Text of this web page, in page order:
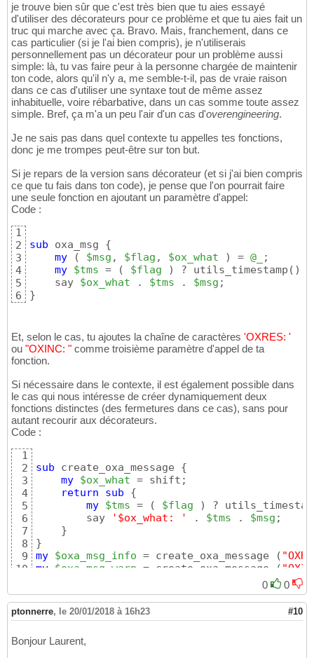
je trouve bien sûr que c'est très bien que tu aies essayé
d'utiliser des décorateurs pour ce problème et que tu aies fait un
truc qui marche avec ça. Bravo. Mais, franchement, dans ce
cas particulier (si je l'ai bien compris), je n'utiliserais
personnellement pas un décorateur pour un problème aussi
simple: là, tu vas faire peur à la personne chargée de maintenir
ton code, alors qu'il n'y a, me semble-t-il, pas de vraie raison
dans ce cas d'utiliser une syntaxe tout de même assez
inhabituelle, voire rébarbative, dans un cas somme toute assez
simple. Bref, ça m'a un peu l'air d'un cas d'overengineering.
Je ne sais pas dans quel contexte tu appelles tes fonctions,
donc je me trompes peut-être sur ton but.
Si je repars de la version sans décorateur (et si j'ai bien compris
ce que tu fais dans ton code), je pense que l'on pourrait faire
une seule fonction en ajoutant un paramètre d'appel:
Code :
1
2
3
4
5
6
sub oxa_msg {
my
( $msg , $flag , $ox_what ) = @_
;
my $tms = ( $flag ) ? utils_timestamp ( )
    say
$ox_what . $tms . $msg
}
Et, selon le cas, tu ajoutes la chaîne de caractères 'OXRES: '
ou "OXINC: " comme troisième paramètre d'appel de ta
fonction.
Si nécessaire dans le contexte, il est également possible dans
le cas qui nous intéresse de créer dynamiquement deux
fonctions distinctes (des fermetures dans ce cas), sans pour
autant recourir aux décorateurs.
Code :
1
2
3
4
5
6
7
8
9
10
sub create_oxa_message {
my $ox_what = shift;
return
sub
{
my $tms = ( $flag )
?
        say
'$ox_what: ' . $tms . $msg ;
}
}
my $oxa_msg_info = create_oxa_message (
my $oxa_msg_warn = create_oxa_message (
0 0
ptonnerre, le 20/01/2018 à 16h23 #10
Bonjour Laurent,